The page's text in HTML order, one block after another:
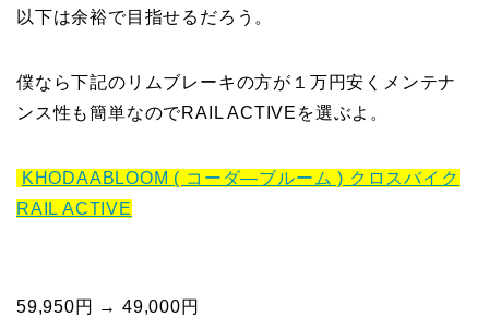
以下は余裕で目指せるだろう。
僕なら下記のリムブレーキの方が１万円安くメンテナ
ンス性も簡単なのでRAIL ACTIVEを選ぶよ。
KHODAABLOOM ( コーダ―ブルーム ) クロスバイク
RAIL ACTIVE
59,950円 → 49,000円